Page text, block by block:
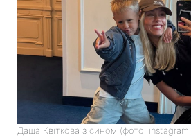
Даша Квіткова з сином (фото: